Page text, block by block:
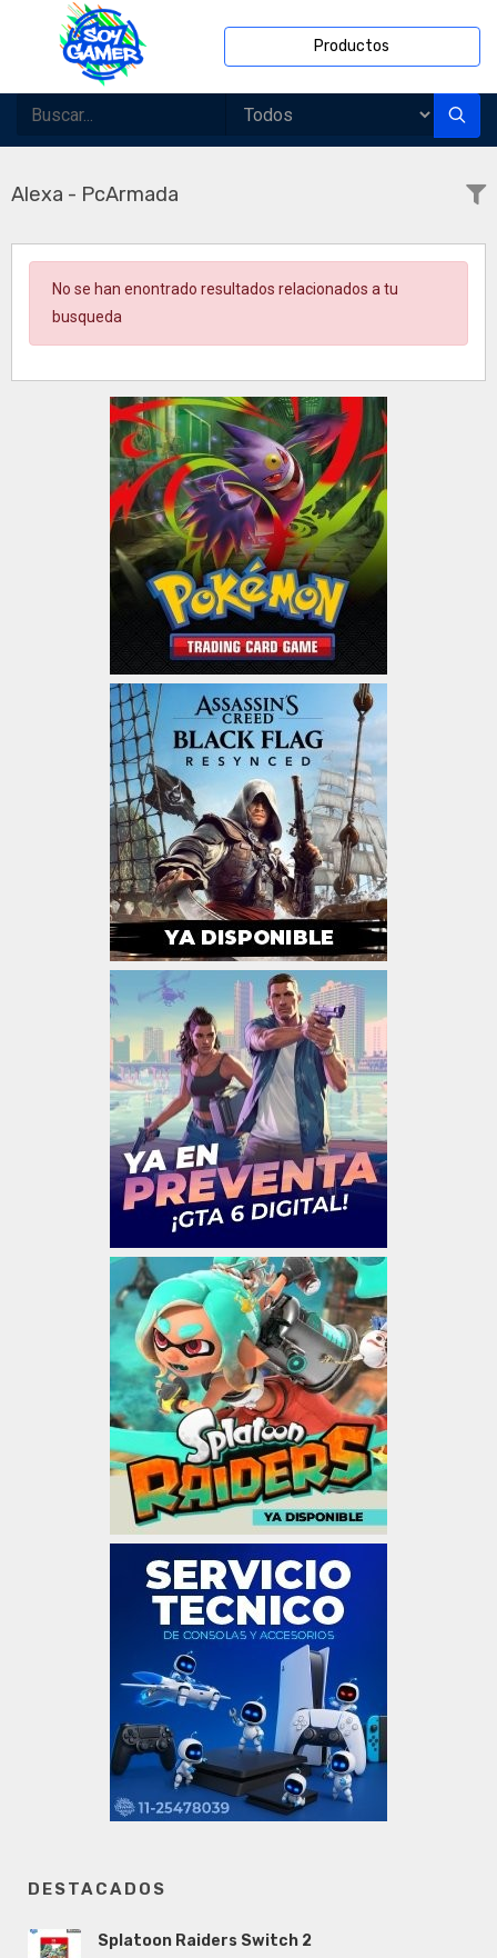
Productos
Alexa - PcArmada
No se han enontrado resultados relacionados a tu
busqueda
DESTACADOS
Splatoon Raiders Switch 2